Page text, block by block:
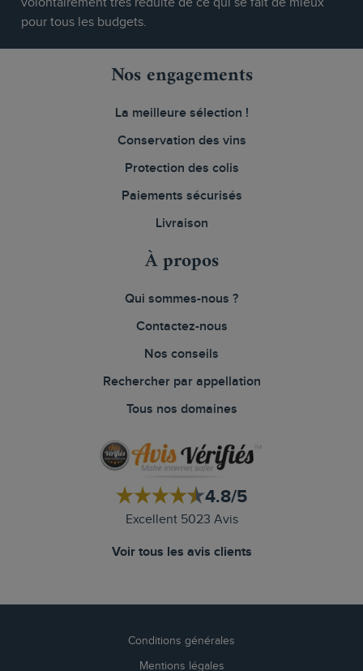
pour tous les budgets.
Nos engagements
La meilleure sélection !
Conservation des vins
Protection des colis
Paiements sécurisés
Livraison
À propos
Qui sommes-nous ?
Contactez-nous
Nos conseils
Rechercher par appellation
Tous nos domaines
4.8/5
Excellent 5023 Avis
Voir tous les avis clients
Conditions générales
Mentions légales